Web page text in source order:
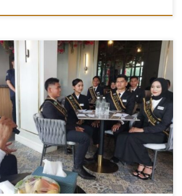
– Sekretaris Daerah (Sekda) Kota Batam,
agar Finalis Duta Wisata Kota Batam
budaya Melayu. “Salah satu tradisi Melayu di
berpantun. Duta Wisata Kota Batam harus bisa
di hadapan 20 Finalis Duta Wisata Encik
tersebut, di Grand Eska Hotel, Senin
sebagai sosok yang bakal disorot
Duta Wisata harus memahami semua
potensi dan perkembangan Kota Batam.
orang Batam, bahkan Kota Batam saat ini
katanya. Sementara itu, Kepala
[…]